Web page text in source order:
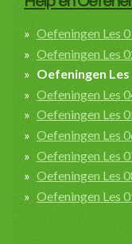
Oefeningen Les
Oefeningen Les
Oefeningen Les
Oefeningen Les
Oefeningen Les
Oefeningen Les
Oefeningen Les
Oefeningen Les
Oefeningen Les